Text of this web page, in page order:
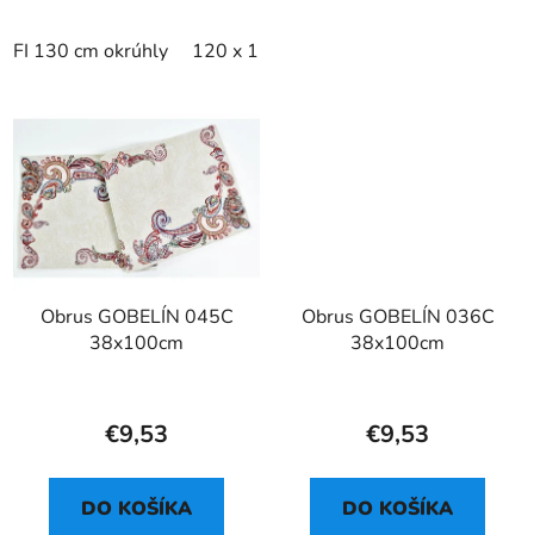
FI 130 cm okrúhly 120 x 160 cm ovál
Obrus GOBELÍN 045C
38x100cm
€9,53
DO KOŠÍKA
Obrus GOBELÍN 036C
38x100cm
€9,53
DO KOŠÍKA